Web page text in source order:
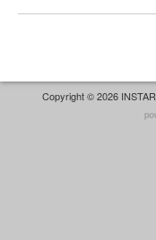
Copyright © 2026